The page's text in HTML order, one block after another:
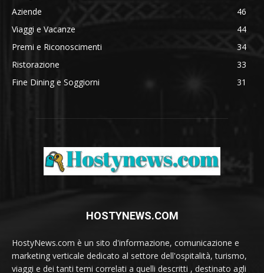
Aziende
46
Viaggi e Vacanze
44
Premi e Riconoscimenti
34
Ristorazione
33
Fine Dining e Soggiorni
31
HOSTYNEWS.COM
HostyNews.com è un sito d'informazione, comunicazione e
marketing verticale dedicato al settore dell'ospitalità, turismo,
viaggi e dei tanti temi correlati a quelli descritti , destinato agli